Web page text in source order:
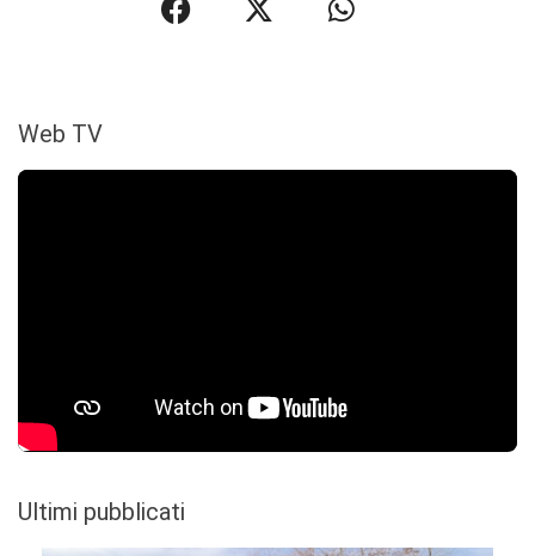
Web TV
Ultimi pubblicati